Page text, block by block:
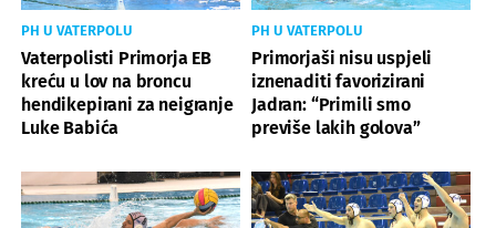
PH U VATERPOLU
Vaterpolisti Primorja EB
kreću u lov na broncu
hendikepirani za neigranje
Luke Babića
PH U VATERPOLU
Primorjaši nisu uspjeli
iznenaditi favorizirani
Jadran: “Primili smo
previše lakih golova”